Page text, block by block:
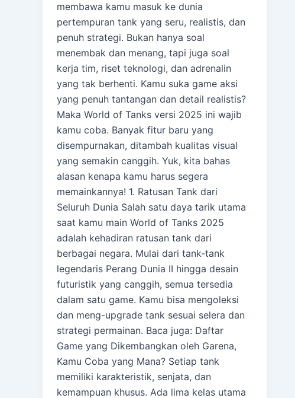
membawa kamu masuk ke dunia
pertempuran tank yang seru, realistis, dan
penuh strategi. Bukan hanya soal
menembak dan menang, tapi juga soal
kerja tim, riset teknologi, dan adrenalin
yang tak berhenti. Kamu suka game aksi
yang penuh tantangan dan detail realistis?
Maka World of Tanks versi 2025 ini wajib
kamu coba. Banyak fitur baru yang
disempurnakan, ditambah kualitas visual
yang semakin canggih. Yuk, kita bahas
alasan kenapa kamu harus segera
memainkannya! 1. Ratusan Tank dari
Seluruh Dunia Salah satu daya tarik utama
saat kamu main World of Tanks 2025
adalah kehadiran ratusan tank dari
berbagai negara. Mulai dari tank-tank
legendaris Perang Dunia II hingga desain
futuristik yang canggih, semua tersedia
dalam satu game. Kamu bisa mengoleksi
dan meng-upgrade tank sesuai selera dan
strategi permainan. Baca juga: Daftar
Game yang Dikembangkan oleh Garena,
Kamu Coba yang Mana? Setiap tank
memiliki karakteristik, senjata, dan
kemampuan khusus. Ada lima kelas utama